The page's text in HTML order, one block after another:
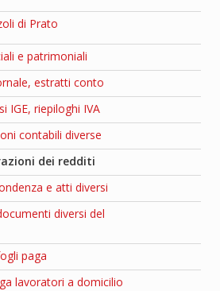
di Prato
e patrimoniali
estratti conto
IGE, riepiloghi IVA
contabili diverse
dei redditi
e atti diversi
diversi del
paga
lavoratori a domicilio